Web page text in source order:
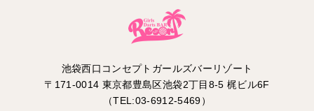
池袋西口コンセプトガールズバーリゾート
〒171-0014 東京都豊島区池袋2丁目8-5 梶ビル6F
（TEL:03-6912-5469）